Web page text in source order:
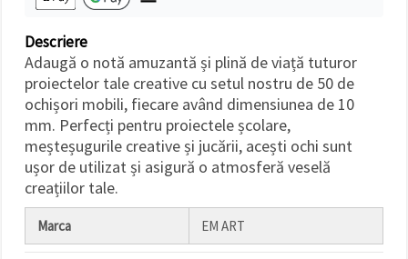
Descriere
Adaugă o notă amuzantă și plină de viață tuturor
proiectelor tale creative cu setul nostru de 50 de
ochișori mobili, fiecare având dimensiunea de 10
mm. Perfecți pentru proiectele școlare,
meșteșugurile creative și jucării, acești ochi sunt
ușor de utilizat și asigură o atmosferă veselă
creațiilor tale.
Marca EM ART